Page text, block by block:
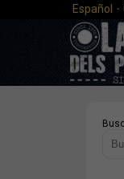
Español ·